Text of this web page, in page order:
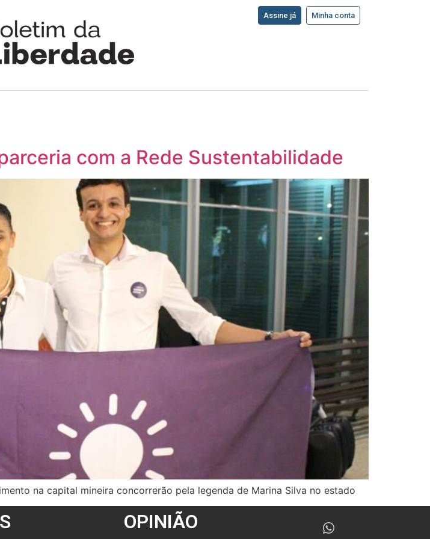
Assine já Minha conta
com a Rede Sustentabilidade
na capital mineira concorrerão pela legenda de Marina Silva no estado
OPINIÃO